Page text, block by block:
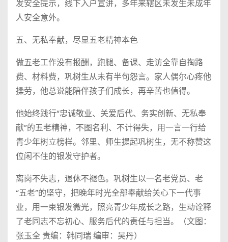
发安全提示，线下入户宣讲，多年来辖区未发生未成年
人安全意外。
五、无私奉献，尽显五老精神本色
做五老工作没有报酬，跑腿、备课、走访全靠自掏路
费、材料费，巩树生从未有半句怨言。家人偶尔心疼他
操劳，他总说能陪伴孩子们成长，再辛苦也值得。
他始终践行“忠诚敬业、关爱后代、务实创新、无私奉
献”的五老精神，不图名利、不计得失，用一言一行给
青少年树立榜样。邻里、师生提起巩树生，无不称赞这
位闲不住的银发守护者。
离岗不失志，退休不褪色。巩树生以一名老党员、老
“五老”的坚守，把晚年时光全部奉献给关心下一代事
业，用一束银发微光，照亮青少年成长之路，生动诠释
了老同志不忘初心、服务后代的责任与担当。（文图：
张玉全 责编：韩同瑞 编审：吴丹）